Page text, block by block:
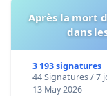
Après la mort
dans
3 193 signatures
44 Signatures / 7
13 May 2026